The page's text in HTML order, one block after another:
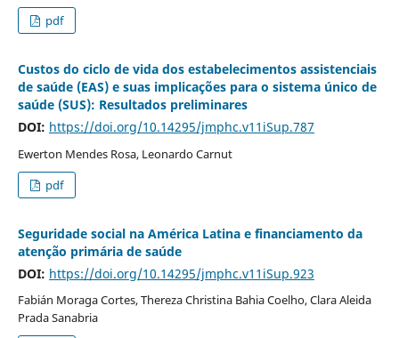
pdf
Custos do ciclo de vida dos estabelecimentos assistenciais
de saúde (EAS) e suas implicações para o sistema único de
saúde (SUS): Resultados preliminares
DOI: https://doi.org/10.14295/jmphc.v11iSup.787
Ewerton Mendes Rosa, Leonardo Carnut
pdf
Seguridade social na América Latina e financiamento da
atenção primária de saúde
DOI: https://doi.org/10.14295/jmphc.v11iSup.923
Fabián Moraga Cortes, Thereza Christina Bahia Coelho, Clara Aleida
Prada Sanabria